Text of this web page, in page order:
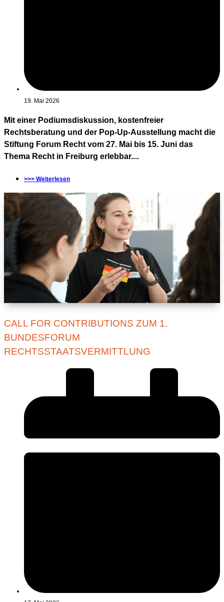
19. Mai 2026
Mit einer Podiumsdiskussion, kostenfreier
Rechtsberatung und der Pop-Up-Ausstellung macht die
Stiftung Forum Recht vom 27. Mai bis 15. Juni das
Thema Recht in Freiburg erlebbar....
>>> Weiterlesen
CALL FOR CONTRIBUTIONS ZUM 1.
BUNDESFORUM
RECHTSSTAATSVERMITTLUNG